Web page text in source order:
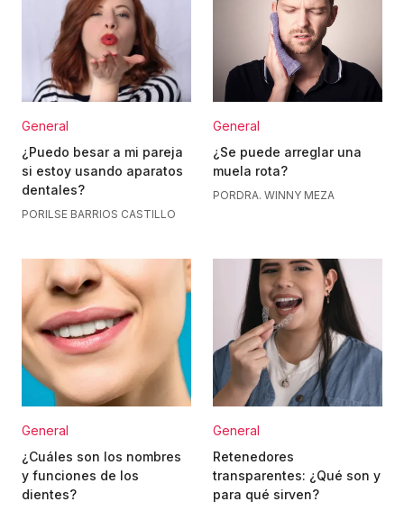
General
¿Puedo besar a mi pareja
si estoy usando aparatos
dentales?
PORILSE BARRIOS CASTILLO
General
¿Se puede arreglar una
muela rota?
PORDRA. WINNY MEZA
General
¿Cuáles son los nombres
y funciones de los
dientes?
General
Retenedores
transparentes: ¿Qué son y
para qué sirven?